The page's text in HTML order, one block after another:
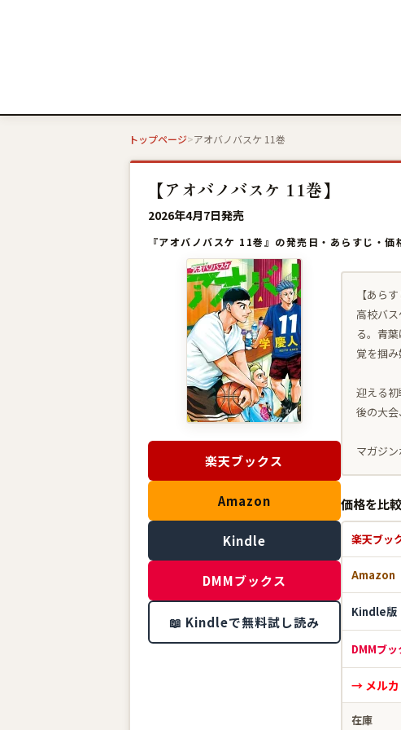
トップページ アオバノバスケ 11巻
【アオバノバスケ 11巻】
2026年4月7日発売
『アオバノバスケ 11巻』の発売日・あらすじ・価
楽天ブックス
Amazon
Kindle
DMMブックス
📖 Kindleで無料試し読み
【あらす
高校バ
る。青
覚を掴み
迎える
後の大
マガジ
価格を比
楽天ブッ
Amazon
Kindle版
DMMブッ
→ メルカ
在庫